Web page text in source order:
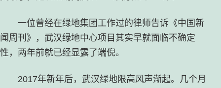
一位曾经在绿地集团工作过的律师告诉《中国新
闻周刊》，武汉绿地中心项目其实早就面临不确定
性，两年前就已经显露了端倪。
2017年新年后，武汉绿地限高风声渐起。几个月